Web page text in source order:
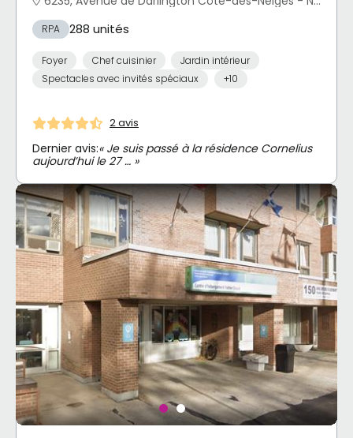
RPA 288 unités
Foyer Chef cuisinier
Jardin intérieur
Spectacles avec invités spéciaux
+10
2 avis
Dernier avis:« Je suis passé à la résidence Cornelius
aujourd’hui le 27 … »